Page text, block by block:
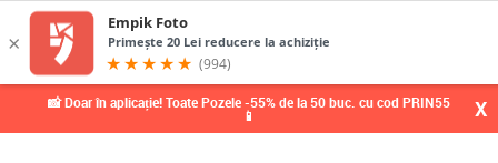
📸 Doar în aplicație! Toate Pozele -55% de la 50 buc. cu cod PRIN55
📱 X